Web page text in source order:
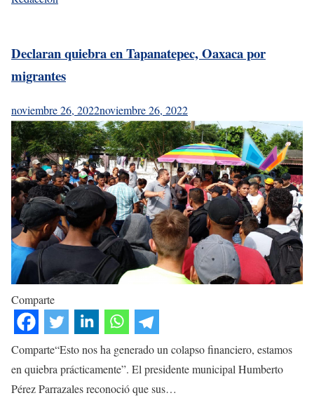
Declaran quiebra en Tapanatepec, Oaxaca por
migrantes
noviembre 26, 2022noviembre 26, 2022
Comparte
Comparte“Esto nos ha generado un colapso financiero, estamos
en quiebra prácticamente”. El presidente municipal Humberto
Pérez Parrazales reconoció que sus…